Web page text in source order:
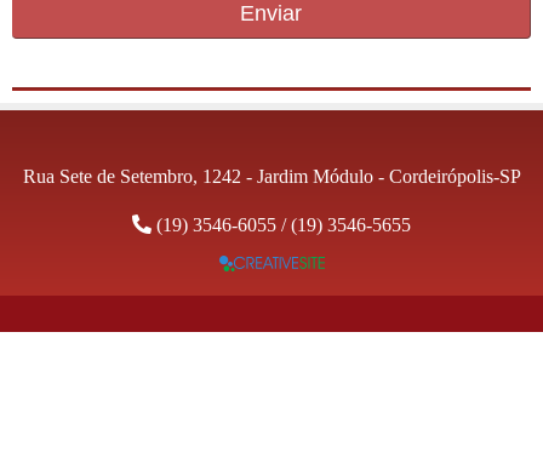
Enviar
Rua Sete de Setembro, 1242 - Jardim Módulo - Cordeirópolis-SP
(19) 3546-6055 /(19) 3546-5655